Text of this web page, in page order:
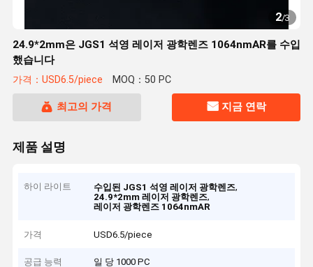
2/3
24.9*2mm은 JGS1 석영 레이저 광학렌즈 1064nmAR를 수입
했습니다
가격：USD6.5/piece MOQ：50 PC
최고의 가격 지금 연락
제품 설명
하이 라이트 수입된 JGS1 석영 레이저 광학렌즈,
24.9*2mm 레이저 광학렌즈,
레이저 광학렌즈 1064nmAR
가격 USD6.5/piece
공급 능력 일 당 1000 PC